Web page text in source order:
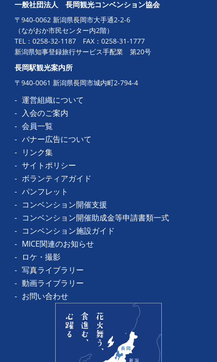
一般社団法人 長岡観光コンベンション協会
〒940-0062 新潟県長岡市大手通2-2-6
（ながおか市民センター内2階）
TEL： 0258-32-1187 FAX：0258-31-1777
新潟県知事登録旅行サービス手配業 第20号
長岡駅観光案内所
〒940-0061 新潟県長岡市城内町2-794-4
運営組織について
入会のご案内
会員一覧
バナー広告について
リンク集
サイトポリシー
ボランティアガイド
パンフレット
コンベンション開催支援
コンベンション開催助成金等申請書類一式
コンベンション施設ガイド
MICE関連のお知らせ
ロケ・撮影
写真ライブラリー
動画ライブラリー
お問い合わせ